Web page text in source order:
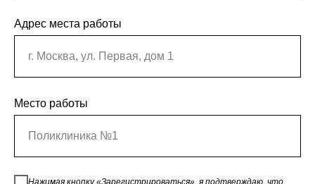
Адрес места работы
г. Москва, ул. Первая, дом 1
Место работы
Поликлиника №1
Нажимая кнопку «Зарегистрироваться», я подтверждаю, что